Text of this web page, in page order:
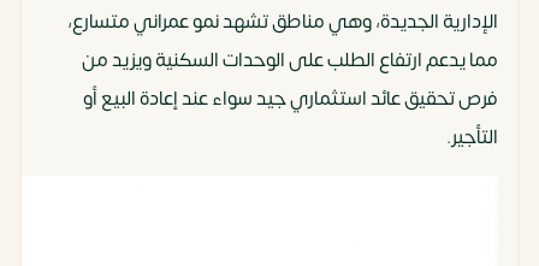
الإدارية الجديدة، وهي مناطق تشهد نمو عمراني متسارع،
مما يدعم ارتفاع الطلب على الوحدات السكنية ويزيد من
فرص تحقيق عائد استثماري جيد سواء عند إعادة البيع أو
التأجير.